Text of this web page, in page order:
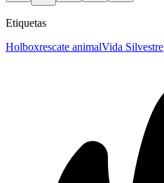
Etiquetas
Holboxrescate animalVida Silvestre